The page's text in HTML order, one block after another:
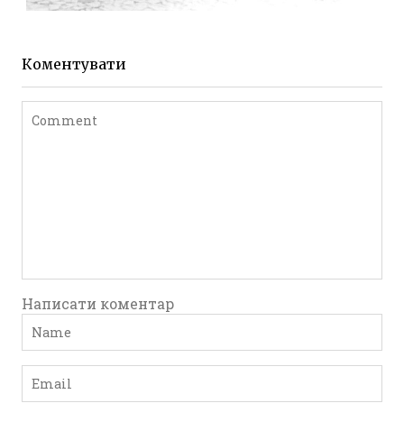
ЖИТОМИР МИХАЙЛІВСЬКА 1903 РОКУ
Коментувати
Написати коментар